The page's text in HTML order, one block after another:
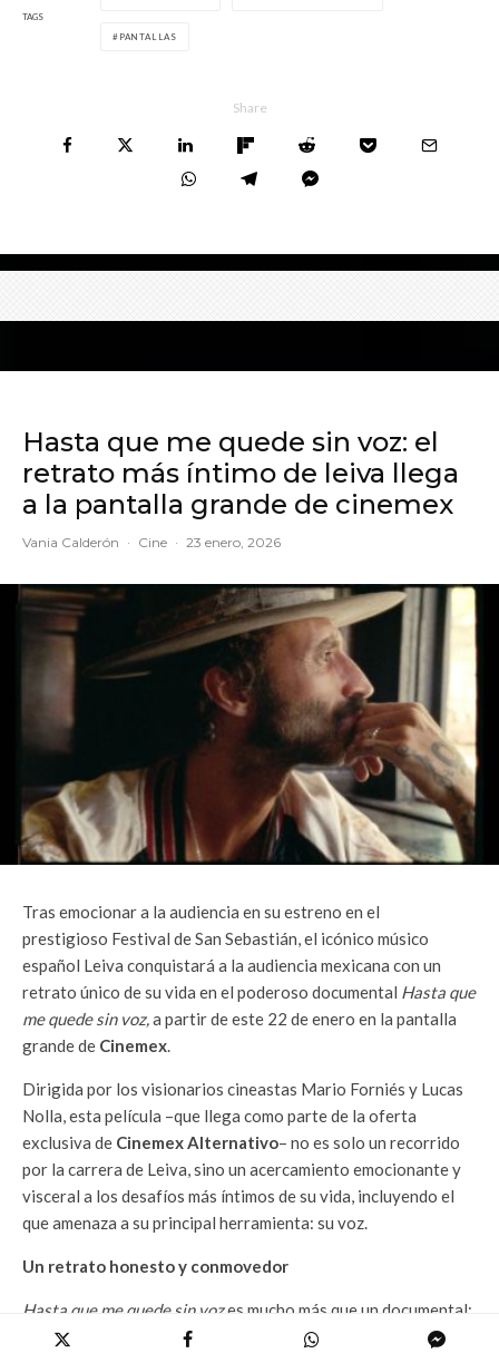
TAGS
PANTALLAS
Share
Hasta que me quede sin voz: el
retrato más íntimo de leiva llega
a la pantalla grande de cinemex
Vania Calderón · Cine · 23 enero, 2026
Tras emocionar a la audiencia en su estreno en el
prestigioso Festival de San Sebastián, el icónico músico
español Leiva conquistará a la audiencia mexicana con un
retrato único de su vida en el poderoso documental Hasta que
me quede sin voz,a partir de este 22 de enero en la pantalla
grande de Cinemex.
Dirigida por los visionarios cineastas Mario Forniés y Lucas
Nolla, esta película –que llega como parte de la oferta
exclusiva de Cinemex Alternativo– no es solo un recorrido
por la carrera de Leiva, sino un acercamiento emocionante y
visceral a los desafíos más íntimos de su vida, incluyendo el
que amenaza a su principal herramienta: su voz.
Un retrato honesto y conmovedor
Hasta que me quede sin vozes mucho más que un documental:
es una inmersión en el alma de un artista que ha dedicado su